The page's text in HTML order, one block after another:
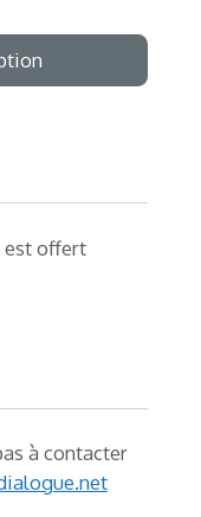
est offert
à contacter